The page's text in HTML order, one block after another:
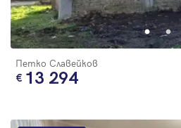
Петко Славейков
13 294
Парола